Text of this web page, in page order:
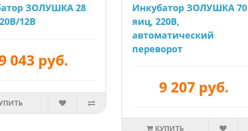
ЗОЛУШКА 28
12В
043 руб.
Инкубатор ЗОЛУШКА 70
яиц, 220В,
автоматический
переворот
9 207 руб.
КУПИТЬ